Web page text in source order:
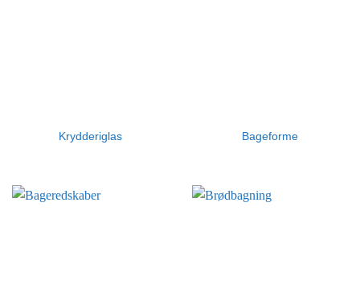
Krydderiglas Bageforme